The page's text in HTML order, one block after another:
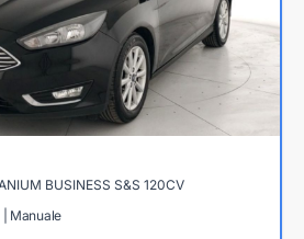
BUSINESS S&S 120CV
| Manuale